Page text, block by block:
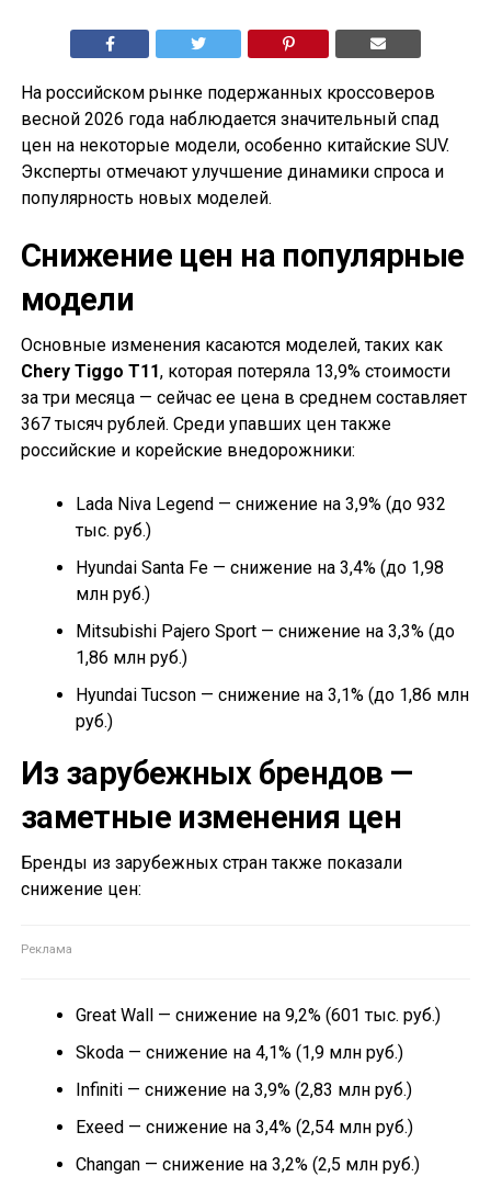
На российском рынке подержанных кроссоверов
весной 2026 года наблюдается значительный спад
цен на некоторые модели, особенно китайские SUV.
Эксперты отмечают улучшение динамики спроса и
популярность новых моделей.
Снижение цен на популярные
модели
Основные изменения касаются моделей, таких как
Chery Tiggo T11, которая потеряла 13,9% стоимости
за три месяца — сейчас ее цена в среднем составляет
367 тысяч рублей. Среди упавших цен также
российские и корейские внедорожники:
Lada Niva Legend — снижение на 3,9% (до 932
тыс. руб.)
Hyundai Santa Fe — снижение на 3,4% (до 1,98
млн руб.)
Mitsubishi Pajero Sport — снижение на 3,3% (до
1,86 млн руб.)
Hyundai Tucson — снижение на 3,1% (до 1,86 млн
руб.)
Из зарубежных брендов —
заметные изменения цен
Бренды из зарубежных стран также показали
снижение цен:
Great Wall — снижение на 9,2% (601 тыс. руб.)
Skoda — снижение на 4,1% (1,9 млн руб.)
Infiniti — снижение на 3,9% (2,83 млн руб.)
Exeed — снижение на 3,4% (2,54 млн руб.)
Changan — снижение на 3,2% (2,5 млн руб.)